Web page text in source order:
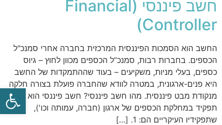
חשב פיננסי (Financial
Controller)
החשב הוא הסמכות הפיננסית המרכזית בחברה אחרי סמנכ"ל
הכספים. בחברות רבות, סמנכ”ל הכספים מכוון לחוץ – גיוס
כספים, בעלי מניות, משקיעים – בעוד שההתמקדות של החשב
היא פנים-ארגונית, במטרה לוודא שהחברה פועלת בצורה חלקה
מנקודת מבט פיננסית. מהו חשב פיננסי? חשב פיננסי הוא
תפקיד במחלקת הכספים של ארגון (חברה, עמותה וכו'),
שתפקידיו העיקריים הם: 1. […]